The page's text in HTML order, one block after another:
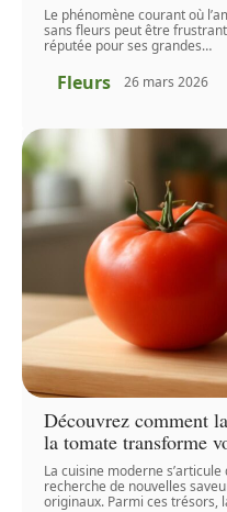
Le phénomène courant où
sans fleurs peut être
réputée pour ses grandes…
Fleurs 26 mars 2026
Découvrez comment
la tomate transforme
La cuisine moderne
recherche de nouvelles
originaux. Parmi ces trésors,